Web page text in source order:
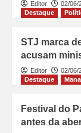
Editor 02/06/
Destaque
STJ marca
acusam
Editor 02/06/
Destaque
Festival do
antes da